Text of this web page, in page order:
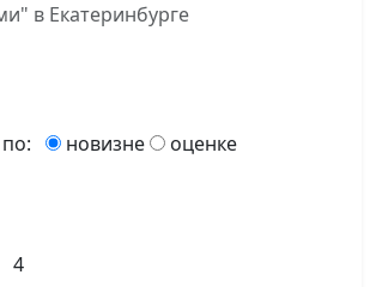
в Екатеринбурге
новизне оценке
4